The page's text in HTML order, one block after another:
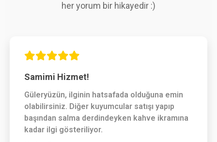
her yorum bir hikayedir :)
Samimi Hizmet!
Güleryüzün, ilginin hatsafada olduğuna emin
olabilirsiniz. Diğer kuyumcular satışı yapıp
başından salma derdindeyken kahve ikramına
kadar ilgi gösteriliyor.